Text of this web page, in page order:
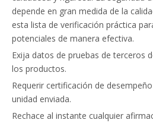
depende en gran medida de la
esta lista de verificación práctica
potenciales de manera efectiva.
Exija datos de pruebas de terceros
los productos.
Requerir certificación de
unidad enviada.
Rechace al instante cualquier